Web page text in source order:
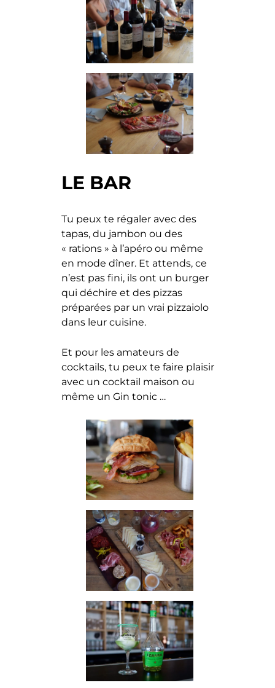
LE BAR
Tu peux te régaler avec des
tapas, du jambon ou des
« rations » à l’apéro ou même
en mode dîner. Et attends, ce
n’est pas fini, ils ont un burger
qui déchire et des pizzas
préparées par un vrai pizzaiolo
dans leur cuisine.
Et pour les amateurs de
cocktails, tu peux te faire plaisir
avec un cocktail maison ou
même un Gin tonic …